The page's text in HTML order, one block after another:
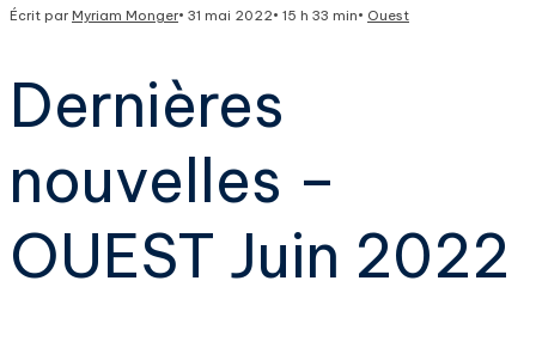
Écrit par Myriam Monger• 31 mai 2022• 15 h 33 min• Ouest
Dernières
nouvelles –
OUEST Juin 2022